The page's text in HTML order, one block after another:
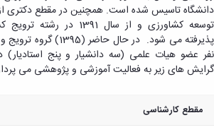
توسعه کشاورزی و از سال
پذیرفته می شود. در حال
نفر عضو هیات علمی (سه دانشیار و پنج
گرایش های زیر به فعالیت آموزشی و پژوهشی می
مقطع کارشناسی